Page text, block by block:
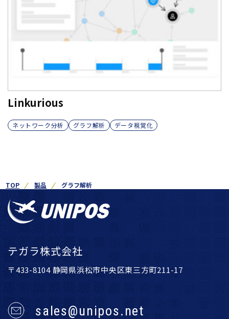
Linkurious
ネットワーク分析 グラフ解析 データ視覚化
TOP 製品 グラフ解析
テガラ株式会社
〒433-8104 静岡県浜松市中央区東三方町211-17
sales@unipos.net